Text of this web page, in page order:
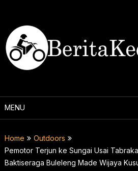
content
MENU
Home
Outdoors
Pemotor Terjun ke Sungai Usai
Baktiseraga Buleleng Made Wijaya